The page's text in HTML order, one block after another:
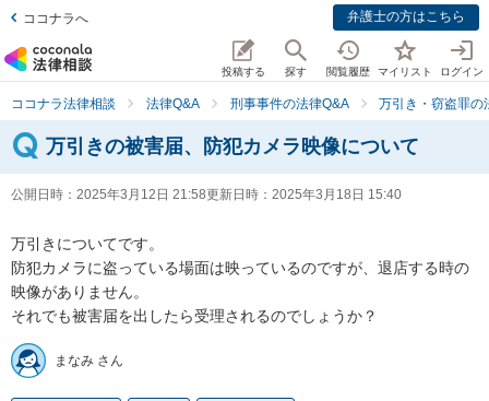
ココナラへ 弁護士の方はこちら
投稿する 探す 閲覧履歴 マイリスト ログイン
ココナラ法律相談 法律Q&A 刑事事件の法律Q&A 万引き・窃盗罪の
万引きの被害届、防犯カメラ映像について
公開日時： 2025年3月12日 21:58更新日時： 2025年3月18日 15:40
万引きについてです。
防犯カメラに盗っている場面は映っているのですが、退店する時の
映像がありません。
それでも被害届を出したら受理されるのでしょうか？
まなみ さん